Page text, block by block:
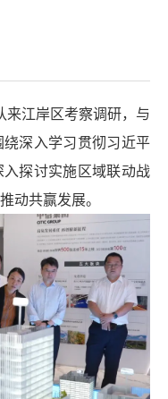
来江岸区考察调研，与
深入学习贯彻习近平
探讨实施区域联动战
动共赢发展。